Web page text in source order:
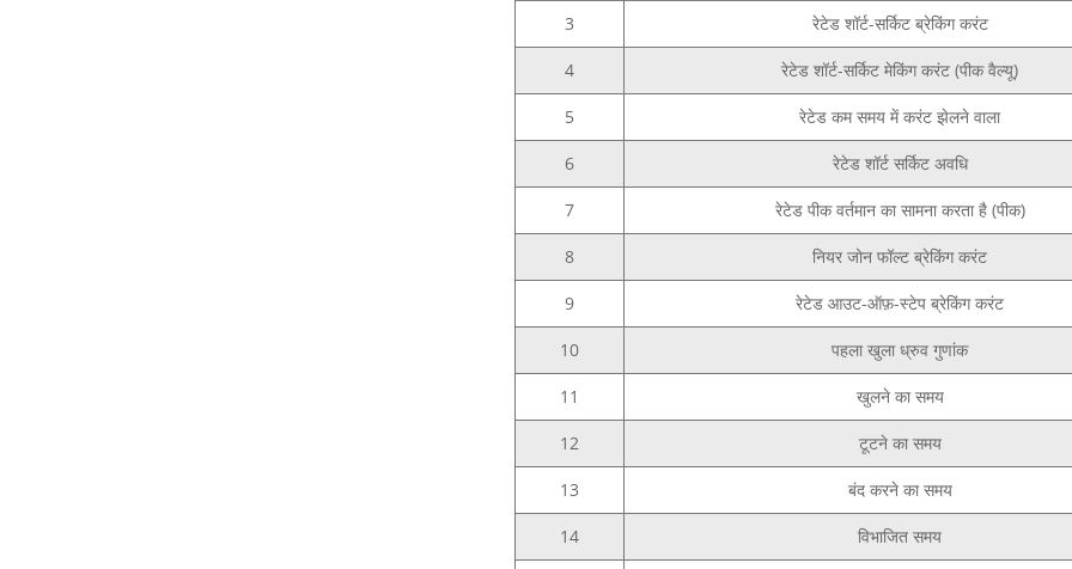
3 रेटेड शॉर्ट-सर्किट ब्रेकिंग करंट
4 रेटेड शॉर्ट-सर्किट मेकिंग करंट (पीक वैल्यू)
5 रेटेड कम समय में करंट झेलने वाला
6 रेटेड शॉर्ट सर्किट अवधि
7 रेटेड पीक वर्तमान का सामना करता है (पीक)
8 नियर जोन फॉल्ट ब्रेकिंग करंट
9 रेटेड आउट-ऑफ़-स्टेप ब्रेकिंग करंट
10 पहला खुला ध्रुव गुणांक
11 खुलने का समय
12 टूटने का समय
13 बंद करने का समय
14 विभाजित समय